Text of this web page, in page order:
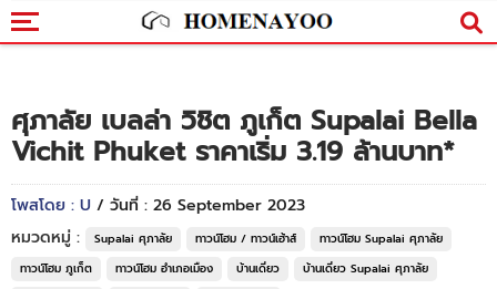
ศุภาลัย เบลล่า วิชิต ภูเก็ต Supalai Bella
Vichit Phuket ราคาเริ่ม 3.19 ล้านบาท*
โพสโดย : U / วันที่ : 26 September 2023
หมวดหมู่ :
Supalai ศุภาลัย ทาวน์โฮม / ทาวน์เฮ้าส์
ทาวน์โฮม Supalai ศุภาลัย
ทาวน์โฮม ภูเก็ต
ทาวน์โฮม อำเภอเมือง บ้านเดี่ยว
บ้านเดี่ยว Supalai ศุภาลัย